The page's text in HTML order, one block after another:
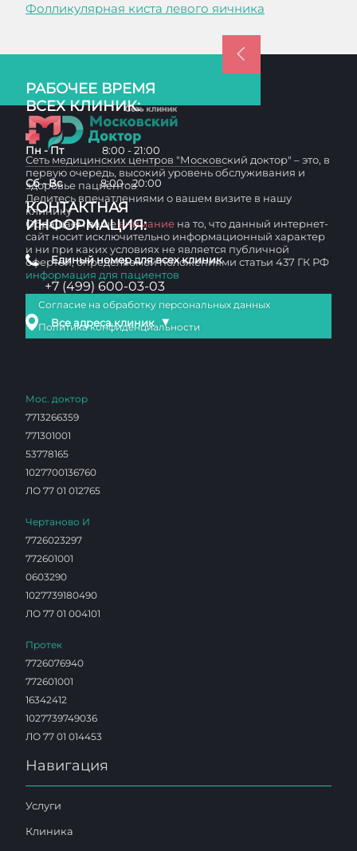
Фолликулярная киста левого яичника
РАБОЧЕЕ ВРЕМЯ
ВСЕХ КЛИНИК:
Пн - Пт 8:00 - 21:00
Сб - Вс 8:00 - 20:00
КОНТАКТНАЯ
ИНФОРМАЦИЯ:
Единый номер для всех клиник
+7 (499) 600-03-03
Все адреса клиник ▼
Сеть медицинских центров "Московский доктор" – это, в
первую очередь, высокий уровень обслуживания и
здоровье пациентов
Делитесь впечатлениями о вашем визите в нашу
клинику
Обращаем вашевнимание на то, что данный интернет-
сайт носит исключительно информационный характер
и ни при каких условиях не является публичной
офертой, определяемой положениями статьи 437 ГК РФ
информация для пациентов
Согласие на обработку персональных данных
Политика конфиденциальности
Мос. доктор
7713266359
771301001
53778165
1027700136760
ЛО 77 01 012765
Чертаново И
7726023297
772601001
0603290
1027739180490
ЛО 77 01 004101
Протек
7726076940
772601001
16342412
1027739749036
ЛО 77 01 014453
Навигация
Услуги
Клиника